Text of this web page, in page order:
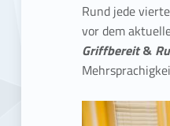
Rund jede
vor dem
Griffbereit&